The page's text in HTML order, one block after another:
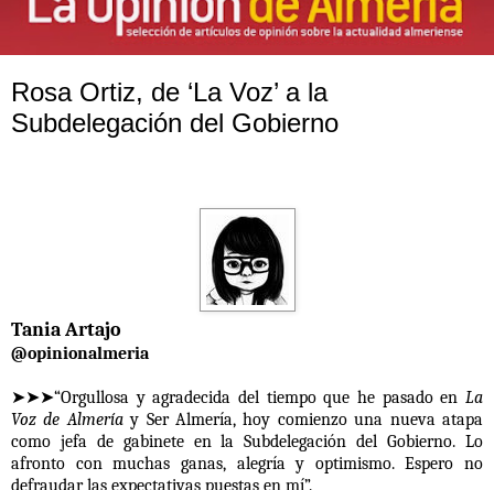
Rosa Ortiz, de ‘La Voz’ a la
Subdelegación del Gobierno
Tania Artajo
@opinionalmeria
➤➤➤“Orgullosa y agradecida del tiempo que he pasado en La
Voz de Almeríay Ser Almería, hoy comienzo una nueva atapa
como jefa de gabinete en la Subdelegación del Gobierno. Lo
afronto con muchas ganas, alegría y optimismo. Espero no
defraudar las expectativas puestas en mí”.